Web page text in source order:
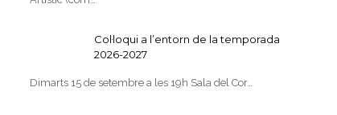
Col·loqui a l’entorn de la temporada
2026-2027
Dimarts 15 de setembre a les 19h Sala del Cor…